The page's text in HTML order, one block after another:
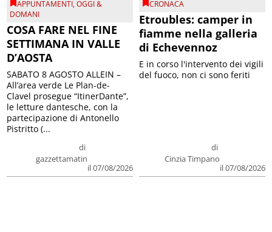
APPUNTAMENTI,OGGI &
DOMANI
COSA FARE NEL FINE
SETTIMANA IN VALLE
D’AOSTA
di
gazzettamatin
il 07/08/2026
SABATO 8 AGOSTO ALLEIN –
All’area verde Le Plan-de-
Clavel prosegue “ItinerDante”,
le letture dantesche, con la
partecipazione di Antonello
Pistritto (...
CRONACA
Etroubles: camper in
fiamme nella galleria
di Echevennoz
di
Cinzia Timpano
il 07/08/2026
E in corso l'intervento dei vigili
del fuoco, non ci sono feriti